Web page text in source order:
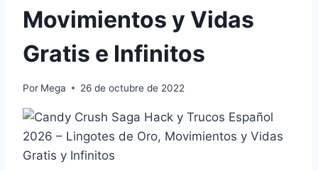
Movimientos y Vidas
Gratis e Infinitos
Por Mega 26 de octubre de 2022